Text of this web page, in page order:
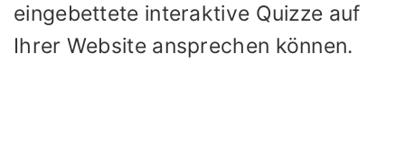
eingebettete interaktive Quizze auf
Ihrer Website ansprechen können.